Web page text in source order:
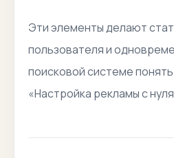
Эти элементы делают
пользователя и
поисковой системе понять
«Настройка рекламы с